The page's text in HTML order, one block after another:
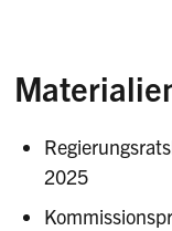
2025